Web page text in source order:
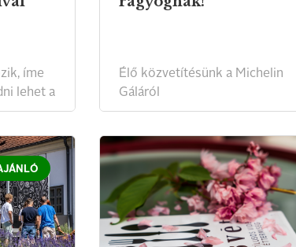
íme
lehet a
Élő közvetítésünk a Michelin
Gáláról